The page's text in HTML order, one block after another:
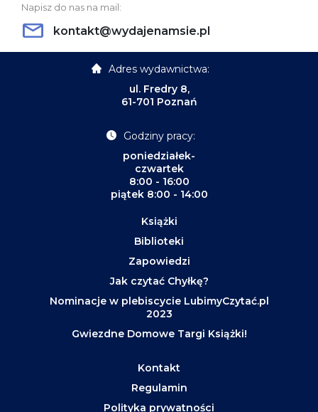
Napisz do nas na mail:
kontakt@wydajenamsie.pl
Adres wydawnictwa:
ul. Fredry 8,
61-701 Poznań
Godziny pracy:
poniedziałek-
czwartek
8:00 - 16:00
piątek 8:00 - 14:00
Książki
Biblioteki
Zapowiedzi
Jak czytać Chyłkę?
Nominacje w plebiscycie LubimyCzytać.pl
2023
Gwiezdne Domowe Targi Książki!
Kontakt
Regulamin
Polityka prywatności